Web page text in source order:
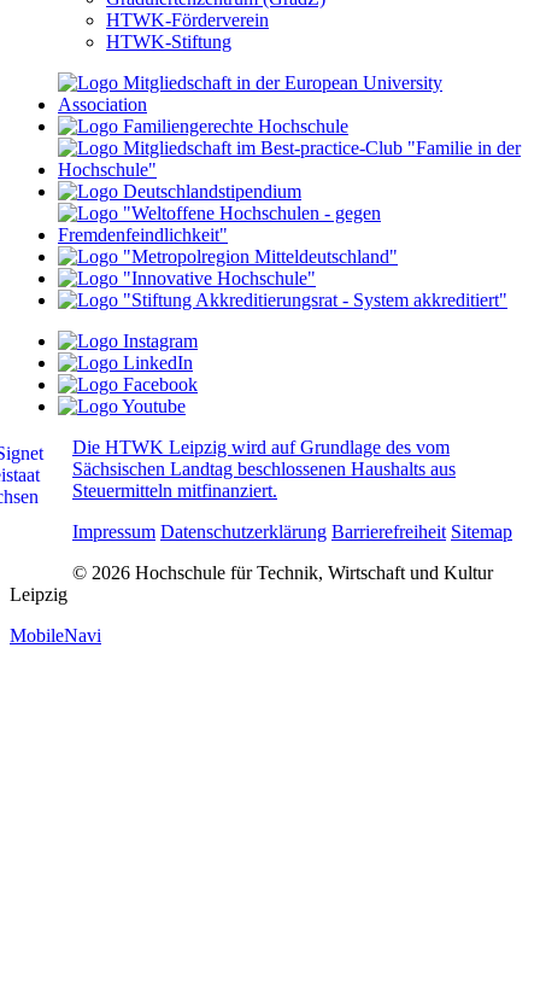
HTWK-Förderverein
HTWK-Stiftung
Die HTWK Leipzig wird auf Grundlage des vom
Sächsischen Landtag beschlossenen Haushalts aus
Steuermitteln mitfinanziert.
Impressum Datenschutzerklärung Barrierefreiheit Sitemap
© 2026 Hochschule für Technik, Wirtschaft und Kultur
Leipzig
MobileNavi